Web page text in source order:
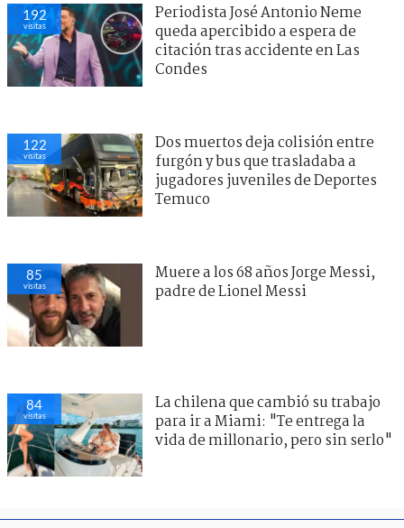
192
visitas
Periodista José Antonio Neme
queda apercibido a espera de
citación tras accidente en Las
Condes
122
visitas
Dos muertos deja colisión entre
furgón y bus que trasladaba a
jugadores juveniles de Deportes
Temuco
85
visitas
Muere a los 68 años Jorge Messi,
padre de Lionel Messi
84
visitas
La chilena que cambió su trabajo
para ir a Miami: "Te entrega la
vida de millonario, pero sin serlo"